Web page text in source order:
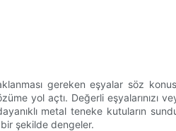
gereken eşyalar söz
yol açtı. Değerli eşyalarınızı
metal teneke kutuların
şekilde dengeler.